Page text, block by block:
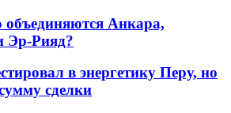
объединяются Анкара,
Эр-Рияд?
в энергетику Перу, но
сделки